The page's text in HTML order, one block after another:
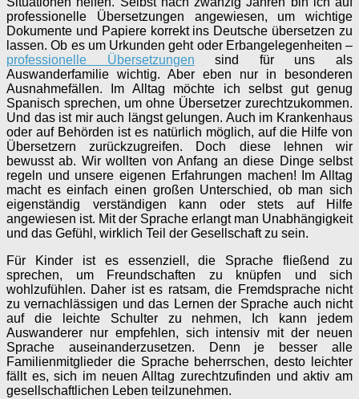
professionelle Übersetzungen angewiesen, um wichtige
Dokumente und Papiere korrekt ins Deutsche übersetzen zu
lassen. Ob es um Urkunden geht oder Erbangelegenheiten –
professionelle Übersetzungen sind für uns als
Auswanderfamilie wichtig. Aber eben nur in besonderen
Ausnahmefällen. Im Alltag möchte ich selbst gut genug
Spanisch sprechen, um ohne Übersetzer zurechtzukommen.
Und das ist mir auch längst gelungen. Auch im Krankenhaus
oder auf Behörden ist es natürlich möglich, auf die Hilfe von
Übersetzern zurückzugreifen. Doch diese lehnen wir
bewusst ab. Wir wollten von Anfang an diese Dinge selbst
regeln und unsere eigenen Erfahrungen machen! Im Alltag
macht es einfach einen großen Unterschied, ob man sich
eigenständig verständigen kann oder stets auf Hilfe
angewiesen ist. Mit der Sprache erlangt man Unabhängigkeit
und das Gefühl, wirklich Teil der Gesellschaft zu sein.
Für Kinder ist es essenziell, die Sprache fließend zu
sprechen, um Freundschaften zu knüpfen und sich
wohlzufühlen. Daher ist es ratsam, die Fremdsprache nicht
zu vernachlässigen und das Lernen der Sprache auch nicht
auf die leichte Schulter zu nehmen, Ich kann jedem
Auswanderer nur empfehlen, sich intensiv mit der neuen
Sprache auseinanderzusetzen. Denn je besser alle
Familienmitglieder die Sprache beherrschen, desto leichter
fällt es, sich im neuen Alltag zurechtzufinden und aktiv am
gesellschaftlichen Leben teilzunehmen.